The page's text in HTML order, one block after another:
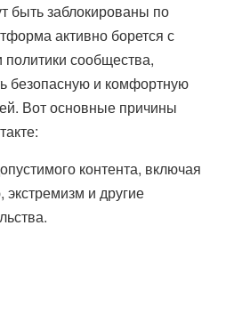
быть заблокированы по
активно борется с
сообщества,
безопасную и комфортную
Вот основные причины
контента, включая
и другие